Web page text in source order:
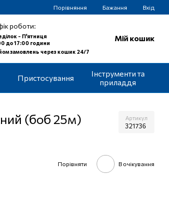
Порівняння Бажання Вхід
роботи:
- П'ятниця
до 17:00 години
замовлень через кошик 24/7
Мій кошик
Пристосування
Інструменти та
приладдя
(боб 25м) Артикул
321736
Порівняти В очікування